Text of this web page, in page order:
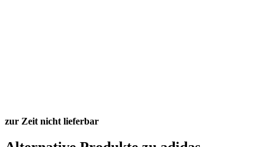
zur Zeit nicht lieferbar